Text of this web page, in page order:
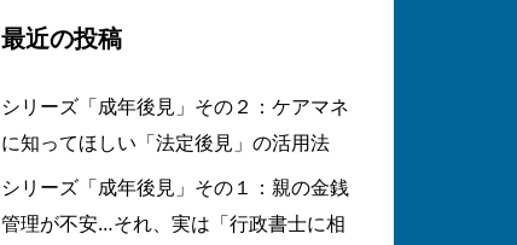
最近の投稿
シリーズ「成年後見」その２：ケアマネ
に知ってほしい「法定後見」の活用法
シリーズ「成年後見」その１：親の金銭
管理が不安…それ、実は「行政書士に相